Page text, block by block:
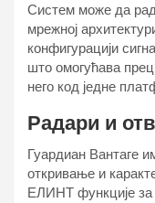
Систем може да
мрежној
конфигурацији
што омогућава
него код једне
Радари и
Гуардиан Вантаге
откривање и
ЕЛИНТ функције за